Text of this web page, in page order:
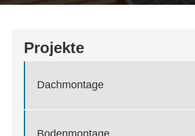
Projekte
Dachmontage